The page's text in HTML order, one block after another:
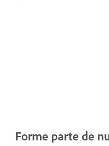
Forme parte de